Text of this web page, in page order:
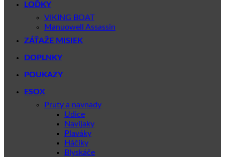
LOĎKY
VIKING BOAT
Manuowell Assassin
ZÁŤAŽE MISIEK
DOPLNKY
POUKAZY
ESOX
Pruty a navnady
Udice
Navijaky
Plaváky
Háčiky
Blyskáče